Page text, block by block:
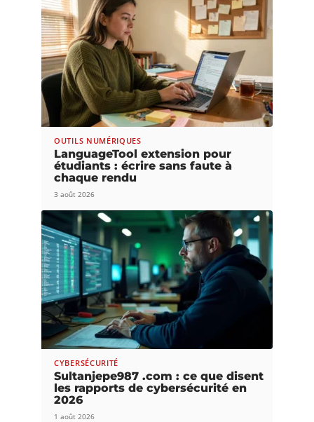
OUTILS NUMÉRIQUES
LanguageTool extension pour
étudiants : écrire sans faute à
chaque rendu
3 août 2026
CYBERSÉCURITÉ
Sultanjepe987 .com : ce que disent
les rapports de cybersécurité en
2026
1 août 2026